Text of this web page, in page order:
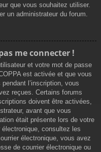
que vous souhaitez utiliser.
un administrateur du forum.
me connecter !
et votre mot de passe
est activée et que vous
l’inscription, vous
reçues. Certains forums
doivent être activées,
avant que vous
était présente lors de votre
consultez les
électronique, vous avez
de courrier électronique ou